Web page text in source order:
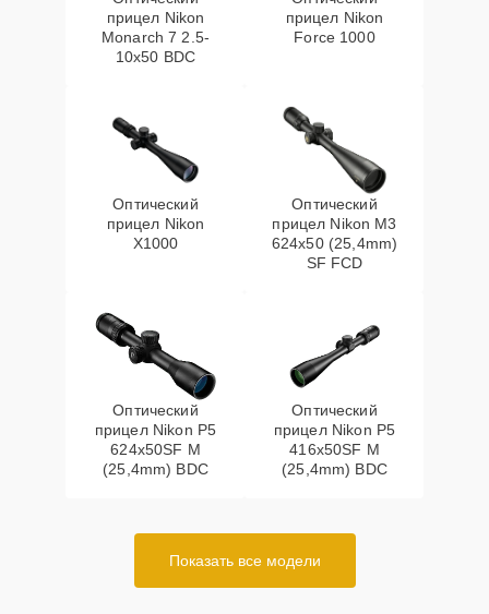
прицел Nikon
Monarch 7 2.5-
10x50 BDC
прицел Nikon
Force 1000
Оптический
прицел Nikon
X1000
Оптический
прицел Nikon M3
624x50 (25,4mm)
SF FCD
Оптический
прицел Nikon P5
624x50SF M
(25,4mm) BDC
Оптический
прицел Nikon P5
416x50SF M
(25,4mm) BDC
Показать все модели